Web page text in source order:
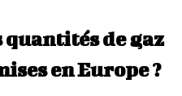
quantités de gaz
en Europe ?